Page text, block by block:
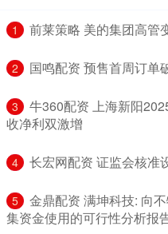
1 前莱策略 美的集团高管
2 国鸣配资 预售首周订单
3
牛360配资 上海新阳
收净利双激增
4 长宏网配资 证监会核准
5
金鼎配资 满坤科技: 向
集资金使用的可行性分析报